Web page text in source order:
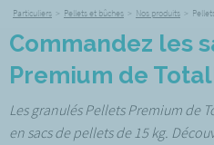
Particuliers > Pellets et bûches > Nos produits >
Commandez les
Premium de
Les granulés Pellets Premium de
en sacs de pellets de 15 kg.